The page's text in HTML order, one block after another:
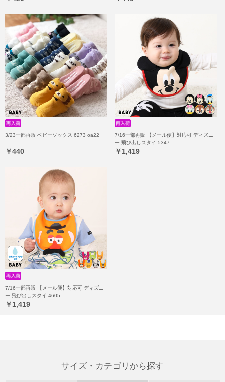
3/23一部再販 ベビーソックス 6273 oa22
￥440
7/16一部再販 【メール便】対応可 ディズニ
ー 飛び出しスタイ 5347
￥1,419
7/16一部再販 【メール便】対応可 ディズニ
ー 飛び出しスタイ 4605
￥1,419
サイズ・カテゴリから探す